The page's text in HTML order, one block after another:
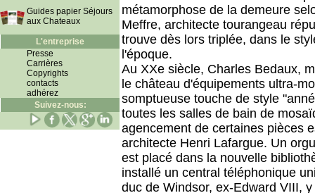
Guides papier Séjours
aux Chateaux
L'entreprise
Presse
Carrières
Copyrights
contacts
adhérez
Suivez-nous:
métamorphose de la demeure
Meffre, architecte tourangeau
trouve dès lors triplée, dans le
l'époque.
Au XXe siècle, Charles Bedaux,
le château d'équipements ultra-
somptueuse touche de style
toutes les salles de bain de
agencement de certaines pièces
architecte Henri Lafargue. Un
est placé dans la nouvelle
installé un central téléphonique
duc de Windsor, ex-Edward VIII,